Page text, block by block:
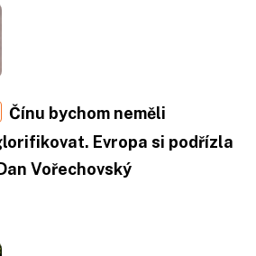
Čínu bychom neměli
Evropa si podřízla
Vořechovský